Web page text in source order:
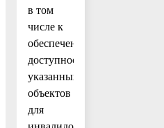
в том
числе к
обеспечению
доступности
указанных
объектов
для